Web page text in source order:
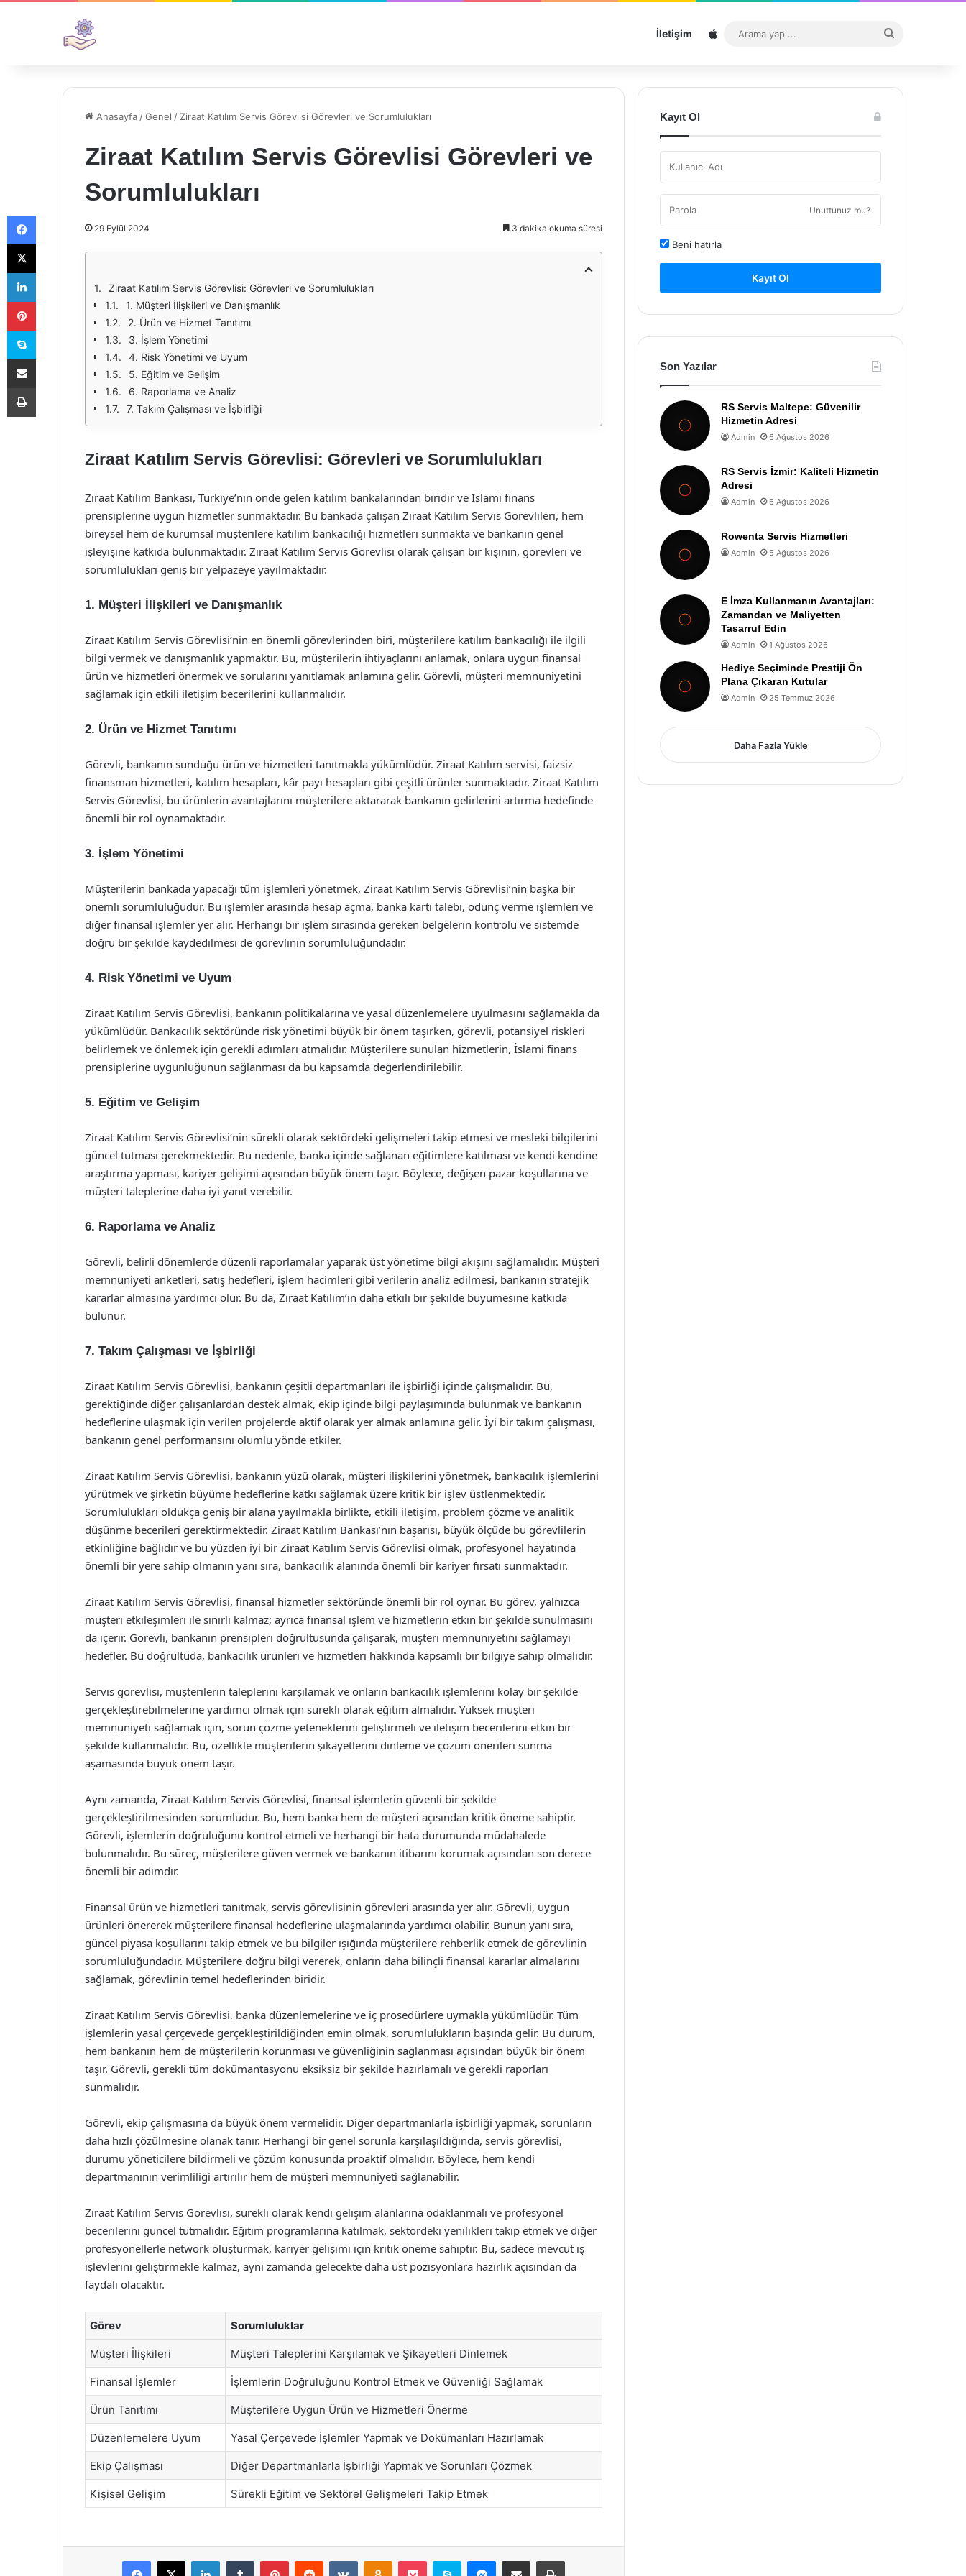
İletişim Sitemap
...
Anasayfa /Genel / Ziraat Katılım Servis Görevlisi Görevleri ve Sorumlulukları
Ziraat Katılım Servis Görevlisi Görevleri ve
Sorumlulukları
29 Eylül 2024 3 dakika okuma süresi
Ziraat Katılım Servis Görevlisi: Görevleri ve Sorumlulukları
1. Müşteri İlişkileri ve Danışmanlık
2. Ürün ve Hizmet Tanıtımı
3. İşlem Yönetimi
4. Risk Yönetimi ve Uyum
5. Eğitim ve Gelişim
6. Raporlama ve Analiz
7. Takım Çalışması ve İşbirliği
Ziraat Katılım Servis Görevlisi: Görevleri ve Sorumlulukları
Ziraat Katılım Bankası, Türkiye’nin önde gelen katılım bankalarından biridir ve İslami finans
prensiplerine uygun hizmetler sunmaktadır. Bu bankada çalışan Ziraat Katılım Servis Görevlileri, hem
bireysel hem de kurumsal müşterilere katılım bankacılığı hizmetleri sunmakta ve bankanın genel
işleyişine katkıda bulunmaktadır. Ziraat Katılım Servis Görevlisi olarak çalışan bir kişinin, görevleri ve
sorumlulukları geniş bir yelpazeye yayılmaktadır.
1. Müşteri İlişkileri ve Danışmanlık
Ziraat Katılım Servis Görevlisi’nin en önemli görevlerinden biri, müşterilere katılım bankacılığı ile ilgili
bilgi vermek ve danışmanlık yapmaktır. Bu, müşterilerin ihtiyaçlarını anlamak, onlara uygun finansal
ürün ve hizmetleri önermek ve sorularını yanıtlamak anlamına gelir. Görevli, müşteri memnuniyetini
sağlamak için etkili iletişim becerilerini kullanmalıdır.
2. Ürün ve Hizmet Tanıtımı
Görevli, bankanın sunduğu ürün ve hizmetleri tanıtmakla yükümlüdür. Ziraat Katılım servisi, faizsiz
finansman hizmetleri, katılım hesapları, kâr payı hesapları gibi çeşitli ürünler sunmaktadır. Ziraat Katılım
Servis Görevlisi, bu ürünlerin avantajlarını müşterilere aktararak bankanın gelirlerini artırma hedefinde
önemli bir rol oynamaktadır.
3. İşlem Yönetimi
Müşterilerin bankada yapacağı tüm işlemleri yönetmek, Ziraat Katılım Servis Görevlisi’nin başka bir
önemli sorumluluğudur. Bu işlemler arasında hesap açma, banka kartı talebi, ödünç verme işlemleri ve
diğer finansal işlemler yer alır. Herhangi bir işlem sırasında gereken belgelerin kontrolü ve sistemde
doğru bir şekilde kaydedilmesi de görevlinin sorumluluğundadır.
4. Risk Yönetimi ve Uyum
Ziraat Katılım Servis Görevlisi, bankanın politikalarına ve yasal düzenlemelere uyulmasını sağlamakla da
yükümlüdür. Bankacılık sektöründe risk yönetimi büyük bir önem taşırken, görevli, potansiyel riskleri
belirlemek ve önlemek için gerekli adımları atmalıdır. Müşterilere sunulan hizmetlerin, İslami finans
prensiplerine uygunluğunun sağlanması da bu kapsamda değerlendirilebilir.
5. Eğitim ve Gelişim
Ziraat Katılım Servis Görevlisi’nin sürekli olarak sektördeki gelişmeleri takip etmesi ve mesleki bilgilerini
güncel tutması gerekmektedir. Bu nedenle, banka içinde sağlanan eğitimlere katılması ve kendi kendine
araştırma yapması, kariyer gelişimi açısından büyük önem taşır. Böylece, değişen pazar koşullarına ve
müşteri taleplerine daha iyi yanıt verebilir.
6. Raporlama ve Analiz
Görevli, belirli dönemlerde düzenli raporlamalar yaparak üst yönetime bilgi akışını sağlamalıdır. Müşteri
memnuniyeti anketleri, satış hedefleri, işlem hacimleri gibi verilerin analiz edilmesi, bankanın stratejik
kararlar almasına yardımcı olur. Bu da, Ziraat Katılım’ın daha etkili bir şekilde büyümesine katkıda
bulunur.
7. Takım Çalışması ve İşbirliği
Ziraat Katılım Servis Görevlisi, bankanın çeşitli departmanları ile işbirliği içinde çalışmalıdır. Bu,
gerektiğinde diğer çalışanlardan destek almak, ekip içinde bilgi paylaşımında bulunmak ve bankanın
hedeflerine ulaşmak için verilen projelerde aktif olarak yer almak anlamına gelir. İyi bir takım çalışması,
bankanın genel performansını olumlu yönde etkiler.
Ziraat Katılım Servis Görevlisi, bankanın yüzü olarak, müşteri ilişkilerini yönetmek, bankacılık işlemlerini
yürütmek ve şirketin büyüme hedeflerine katkı sağlamak üzere kritik bir işlev üstlenmektedir.
Sorumlulukları oldukça geniş bir alana yayılmakla birlikte, etkili iletişim, problem çözme ve analitik
düşünme becerileri gerektirmektedir. Ziraat Katılım Bankası’nın başarısı, büyük ölçüde bu görevlilerin
etkinliğine bağlıdır ve bu yüzden iyi bir Ziraat Katılım Servis Görevlisi olmak, profesyonel hayatında
önemli bir yere sahip olmanın yanı sıra, bankacılık alanında önemli bir kariyer fırsatı sunmaktadır.
Ziraat Katılım Servis Görevlisi, finansal hizmetler sektöründe önemli bir rol oynar. Bu görev, yalnızca
müşteri etkileşimleri ile sınırlı kalmaz; ayrıca finansal işlem ve hizmetlerin etkin bir şekilde sunulmasını
da içerir. Görevli, bankanın prensipleri doğrultusunda çalışarak, müşteri memnuniyetini sağlamayı
hedefler. Bu doğrultuda, bankacılık ürünleri ve hizmetleri hakkında kapsamlı bir bilgiye sahip olmalıdır.
Servis görevlisi, müşterilerin taleplerini karşılamak ve onların bankacılık işlemlerini kolay bir şekilde
gerçekleştirebilmelerine yardımcı olmak için sürekli olarak eğitim almalıdır. Yüksek müşteri
memnuniyeti sağlamak için, sorun çözme yeteneklerini geliştirmeli ve iletişim becerilerini etkin bir
şekilde kullanmalıdır. Bu, özellikle müşterilerin şikayetlerini dinleme ve çözüm önerileri sunma
aşamasında büyük önem taşır.
Aynı zamanda, Ziraat Katılım Servis Görevlisi, finansal işlemlerin güvenli bir şekilde
gerçekleştirilmesinden sorumludur. Bu, hem banka hem de müşteri açısından kritik öneme sahiptir.
Görevli, işlemlerin doğruluğunu kontrol etmeli ve herhangi bir hata durumunda müdahalede
bulunmalıdır. Bu süreç, müşterilere güven vermek ve bankanın itibarını korumak açısından son derece
önemli bir adımdır.
Finansal ürün ve hizmetleri tanıtmak, servis görevlisinin görevleri arasında yer alır. Görevli, uygun
ürünleri önererek müşterilere finansal hedeflerine ulaşmalarında yardımcı olabilir. Bunun yanı sıra,
güncel piyasa koşullarını takip etmek ve bu bilgiler ışığında müşterilere rehberlik etmek de görevlinin
sorumluluğundadır. Müşterilere doğru bilgi vererek, onların daha bilinçli finansal kararlar almalarını
sağlamak, görevlinin temel hedeflerinden biridir.
Ziraat Katılım Servis Görevlisi, banka düzenlemelerine ve iç prosedürlere uymakla yükümlüdür. Tüm
işlemlerin yasal çerçevede gerçekleştirildiğinden emin olmak, sorumlulukların başında gelir. Bu durum,
hem bankanın hem de müşterilerin korunması ve güvenliğinin sağlanması açısından büyük bir önem
taşır. Görevli, gerekli tüm dokümantasyonu eksiksiz bir şekilde hazırlamalı ve gerekli raporları
sunmalıdır.
Görevli, ekip çalışmasına da büyük önem vermelidir. Diğer departmanlarla işbirliği yapmak, sorunların
daha hızlı çözülmesine olanak tanır. Herhangi bir genel sorunla karşılaşıldığında, servis görevlisi,
durumu yöneticilere bildirmeli ve çözüm konusunda proaktif olmalıdır. Böylece, hem kendi
departmanının verimliliği artırılır hem de müşteri memnuniyeti sağlanabilir.
Ziraat Katılım Servis Görevlisi, sürekli olarak kendi gelişim alanlarına odaklanmalı ve profesyonel
becerilerini güncel tutmalıdır. Eğitim programlarına katılmak, sektördeki yenilikleri takip etmek ve diğer
profesyonellerle network oluşturmak, kariyer gelişimi için kritik öneme sahiptir. Bu, sadece mevcut iş
işlevlerini geliştirmekle kalmaz, aynı zamanda gelecekte daha üst pozisyonlara hazırlık açısından da
faydalı olacaktır.
Görev Sorumluluklar
Müşteri İlişkileri Müşteri Taleplerini Karşılamak ve Şikayetleri Dinlemek
Finansal İşlemler İşlemlerin Doğruluğunu Kontrol Etmek ve Güvenliği Sağlamak
Ürün Tanıtımı Müşterilere Uygun Ürün ve Hizmetleri Önerme
Düzenlemelere Uyum Yasal Çerçevede İşlemler Yapmak ve Dokümanları Hazırlamak
Ekip Çalışması Diğer Departmanlarla İşbirliği Yapmak ve Sorunları Çözmek
Kişisel Gelişim Sürekli Eğitim ve Sektörel Gelişmeleri Takip Etmek
Facebook
X LinkedInTumblr PinterestReddit VKontakteOdnoklassniki
Pocket Skype Messenger
E-Posta ile paylaş Yazdır
Kayıt Ol
Unuttunuz mu?
Beni hatırla
Kayıt Ol
Son Yazılar
RS Servis Maltepe: Güvenilir
Hizmetin Adresi
Admin 6 Ağustos 2026
RS Servis İzmir: Kaliteli Hizmetin
Adresi
Admin 6 Ağustos 2026
Rowenta Servis Hizmetleri
Admin 5 Ağustos 2026
E İmza Kullanmanın Avantajları:
Zamandan ve Maliyetten
Tasarruf Edin
Admin 1 Ağustos 2026
Hediye Seçiminde Prestiji Ön
Plana Çıkaran Kutular
Admin 25 Temmuz 2026
Daha Fazla Yükle
Facebook
X
LinkedIn
Pinterest
Skype
E-Posta ile paylaş